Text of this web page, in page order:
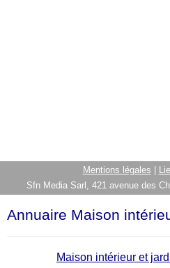
Mentions légales
Sfn Media Sarl, 421 avenue des
Annuaire Maison
Maison intérieur et